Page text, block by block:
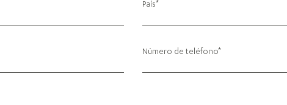
País
Número de teléfono